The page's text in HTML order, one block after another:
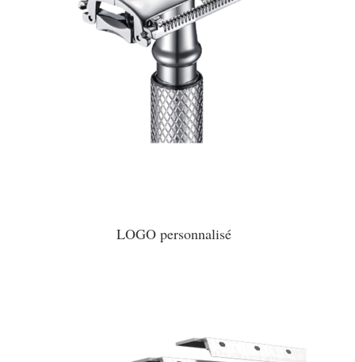
LOGO personnalisé